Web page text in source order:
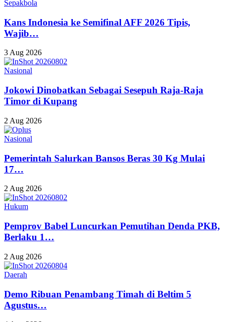
Sepakbola
Kans Indonesia ke Semifinal AFF 2026 Tipis,
Wajib…
3 Aug 2026
Nasional
Jokowi Dinobatkan Sebagai Sesepuh Raja-Raja
Timor di Kupang
2 Aug 2026
Nasional
Pemerintah Salurkan Bansos Beras 30 Kg Mulai
17…
2 Aug 2026
Hukum
Pemprov Babel Luncurkan Pemutihan Denda PKB,
Berlaku 1…
2 Aug 2026
Daerah
Demo Ribuan Penambang Timah di Beltim 5
Agustus…